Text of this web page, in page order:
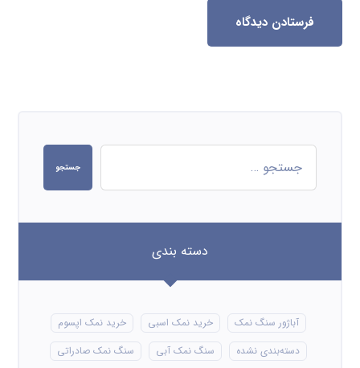
فرستادن دیدگاه
جستجو
دسته بندی
آباژور سنگ نمک خرید نمک اسبی
خرید نمک اپسوم
دسته‌بندی نشده
سنگ نمک آبی
سنگ نمک صادراتی